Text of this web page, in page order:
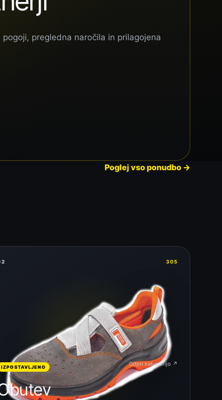
pregledna naročila in prilagojena
Poglej vso ponudbo →
305
IZPOSTAVLJENO Odpri kategorijo ↗